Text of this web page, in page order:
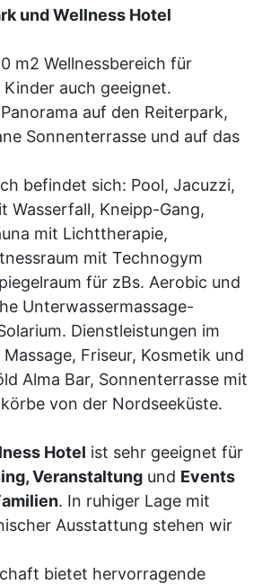
und Wellness Hotel
m2 Wellnessbereich für
auch geeignet.
auf den Reiterpark,
Sonnenterrasse und auf das
befindet sich: Pool, Jacuzzi,
Wasserfall, Kneipp-Gang,
mit Lichttherapie,
mit Technogym
für zBs. Aerobic und
Unterwassermassage-
Dienstleistungen im
Friseur, Kosmetik und
Alma Bar, Sonnenterrasse mit
von der Nordseeküste.
Hotel ist sehr geeignet für
Veranstaltung und Events
. In ruhiger Lage mit
Ausstattung stehen wir
bietet hervorragende